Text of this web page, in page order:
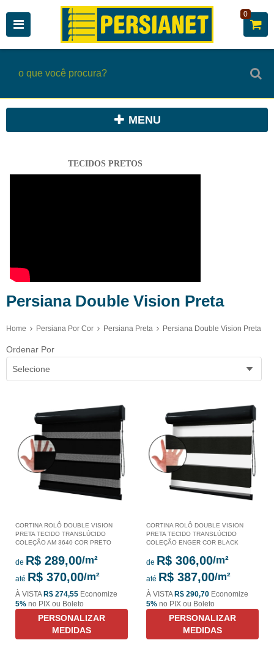
0
MENU
TECIDOS PRETOS
Persiana Double Vision Preta
Home Persiana Por Cor Persiana Preta Persiana Double Vision Preta
Ordenar Por
Selecione
CORTINA ROLÔ DOUBLE VISION
PRETA TECIDO TRANSLÚCIDO
COLEÇÃO AM 3640 COR PRETO
de R$ 289,00
até R$ 370,00
À VISTAR$ 274,55 Economize
5% no PIX ou Boleto
PERSONALIZAR
MEDIDAS
CORTINA ROLÔ DOUBLE VISION
PRETA TECIDO TRANSLÚCIDO
COLEÇÃO ENGER COR BLACK
de R$ 306,00
até R$ 387,00
À VISTAR$ 290,70 Economize
5% no PIX ou Boleto
PERSONALIZAR
MEDIDAS